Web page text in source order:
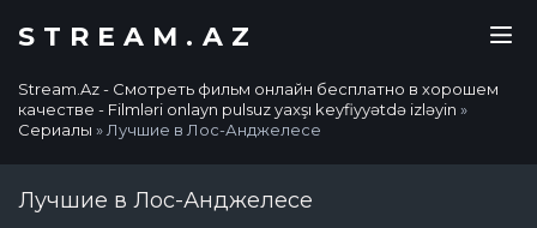
STREAM.AZ
Stream.Az - Смотреть фильм онлайн бесплатно в хорошем
качестве - Filmləri onlayn pulsuz yaxşı keyfiyyətdə izləyin »
Сериалы » Лучшие в Лос-Анджелесе
Лучшие в Лос-Анджелесе